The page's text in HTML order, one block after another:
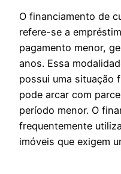
O financiamento de
refere-se a
pagamento menor,
anos. Essa
possui uma situação
pode arcar com
período menor. O
frequentemente
imóveis que exigem